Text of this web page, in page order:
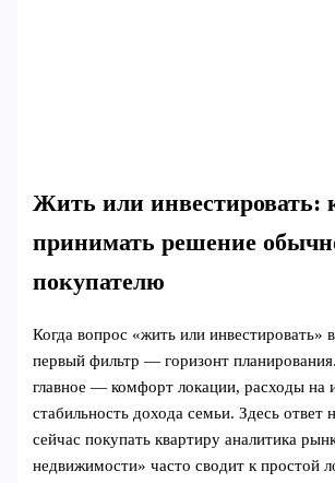
Жить или инвестировать:
принимать решение
покупателю
Когда вопрос «жить или инвестировать»
первый фильтр — горизонт
главное — комфорт локации, расходы на
стабильность дохода семьи. Здесь ответ
сейчас покупать квартиру аналитика
недвижимости» часто сводит к простой